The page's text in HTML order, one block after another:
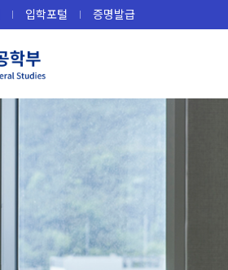
입학포털 증명발급